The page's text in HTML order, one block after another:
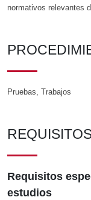
normativos relevantes
Pruebas, Trabajos
Requisitos
estudios